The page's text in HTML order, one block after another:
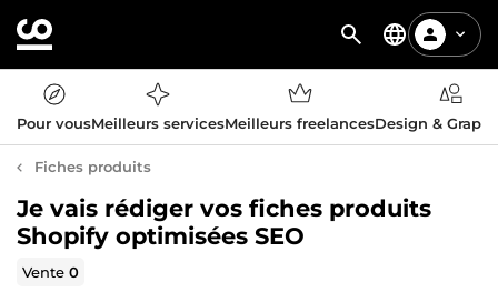
Pour vousMeilleurs servicesMeilleurs freelancesDesign &
Fiches produits
Je vais rédiger vos fiches produits
Shopify optimisées SEO
Vente0